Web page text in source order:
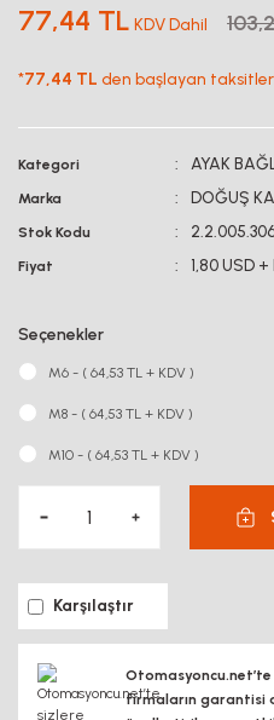
77,44 TL KDV Dahil
*77,44 TL den başlayan
Kategori AYAK
Marka DOĞUŞ
Stok Kodu
Fiyat 1,80 USD +
Seçenekler
M6 - ( 64,53 TL + KDV )
M8 - ( 64,53 TL + KDV )
M10 - ( 64,53 TL + KDV )
Karşılaştır
firmaların garantisi